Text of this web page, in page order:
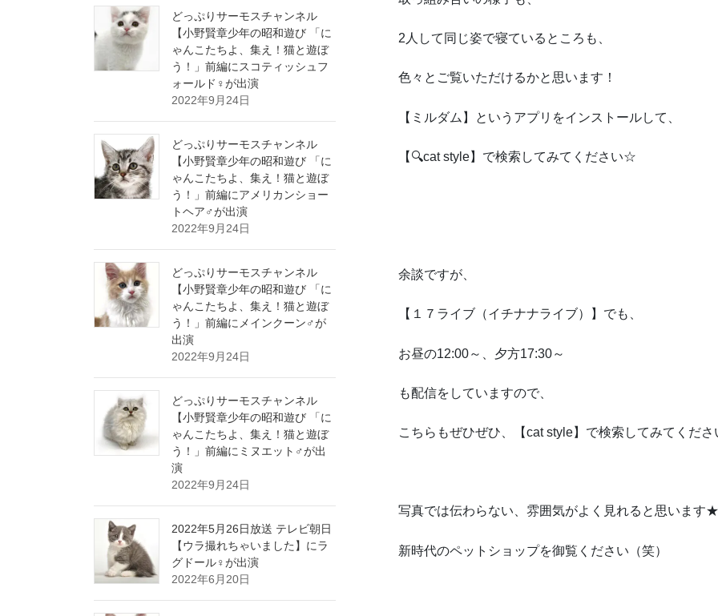
2人して同じ姿で寝ているところも、
色々とご覧いただけるかと思います！
【ミルダム】というアプリをインストールして、
【🔍cat style】で検索してみてください☆
余談ですが、
【１７ライブ（イチナナライブ）】でも、
お昼の12:00～、夕方17:30～
も配信をしていますので、
こちらもぜひぜひ、【cat style】で検索してみてくだ
写真では伝わらない、雰囲気がよく見れると思いま
新時代のペットショップを御覧ください（笑）
どっぷりサーモスチャンネル
【小野賢章少年の昭和遊び 「に
ゃんこたちよ、集え！猫と遊ぼ
う！」前編にスコティッシュフ
ォールド♀が出演
2022年9月24日
どっぷりサーモスチャンネル
【小野賢章少年の昭和遊び 「に
ゃんこたちよ、集え！猫と遊ぼ
う！」前編にアメリカンショー
トヘア♂が出演
2022年9月24日
どっぷりサーモスチャンネル
【小野賢章少年の昭和遊び 「に
ゃんこたちよ、集え！猫と遊ぼ
う！」前編にメインクーン♂が
出演
2022年9月24日
どっぷりサーモスチャンネル
【小野賢章少年の昭和遊び 「に
ゃんこたちよ、集え！猫と遊ぼ
う！」前編にミヌエット♂が出
演
2022年9月24日
2022年5月26日放送 テレビ朝日
【ウラ撮れちゃいました】にラ
グドール♀が出演
2022年6月20日